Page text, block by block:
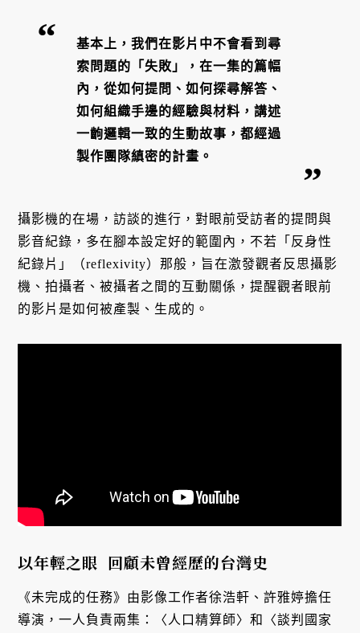
基本上，我們在影片中不會看到尋
索問題的「失敗」，在一集的篇幅
內，從如何提問、如何探尋解答、
如何組織手邊的經驗與材料，講述
一齣邏輯一致的生動故事，都經過
製作團隊縝密的計畫。
攝影機的在場，訪談的進行，對眼前受訪者的提問與
影音紀錄，多在腳本設定好的範圍內，不若「反身性
紀錄片」（reflexivity）那般，旨在激發觀者反思攝影
機、拍攝者、被攝者之間的互動關係，提醒觀者眼前
的影片是如何被產製、生成的。
以年輕之眼 回顧未曾經歷的台灣史
《未完成的任務》由影像工作者徐浩軒、許雅婷擔任
導演，一人負責兩集：〈人口精算師〉和〈談判國家